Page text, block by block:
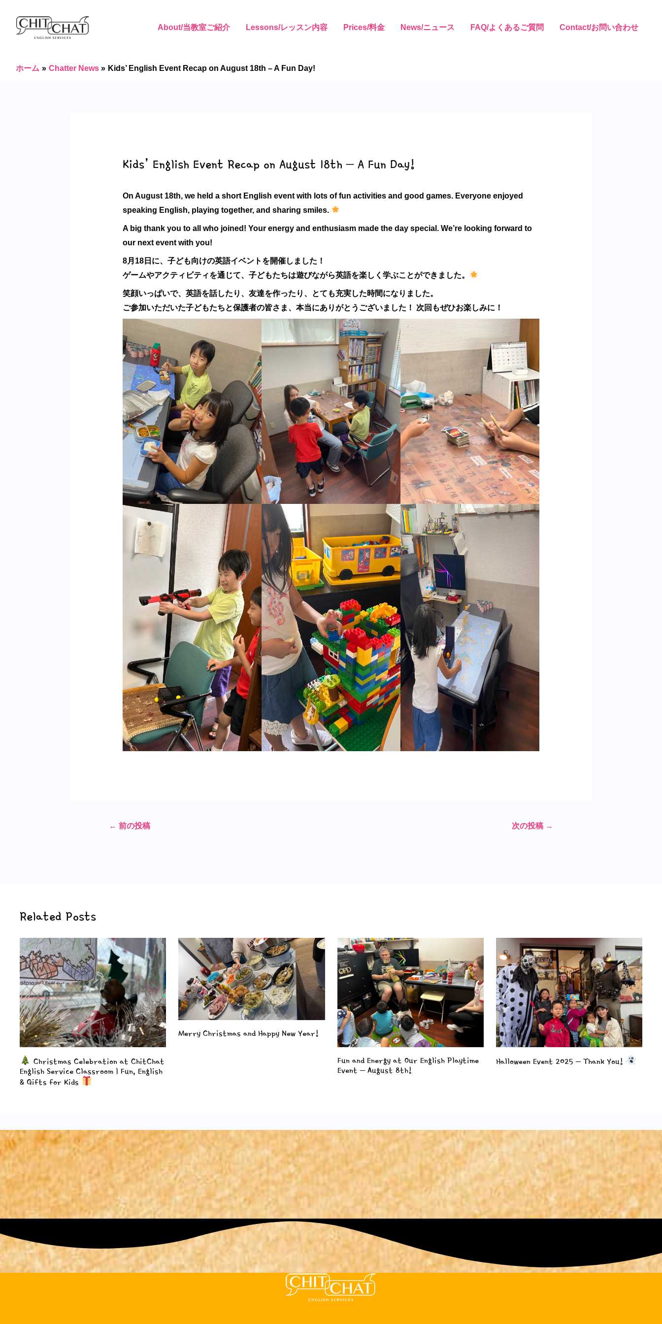
About/当教室ご紹介 Lessons/レッスン内容 Prices/料金 News/ニュース FAQ/よくあるご質問 Contact/お問い合わせ
ホーム Chatter News Kids’ English Event Recap on August 18th – A Fun Day!
Kids’ English Event Recap on August 18th – A Fun Day!
On August 18th, we held a short English eventwith lots of fun activities and good games. Everyone enjoyed
speaking English, playing together, and sharing smiles.
A big thank you to all who joined! Your energy and enthusiasm made the day special. We’re looking forward to
our next event with you!
8月18日に、子ども向けの英語イベントを開催しました！
ゲームやアクティビティを通じて、子どもたちは遊びながら英語を楽しく学ぶことができました。
笑顔いっぱいで、英語を話したり、友達を作ったり、とても充実した時間になりました。
ご参加いただいた子どもたちと保護者の皆さま、本当にありがとうございました！ 次回もぜひお楽しみに！
← 前の投稿 次の投稿 →
Related Posts
Christmas Celebration at ChitChat
English Service Classroom | Fun, English
& Gifts for Kids
Merry Christmas and Happy New Year!
Fun and Energy at Our English Playtime
Event – August 8th!
Halloween Event 2025 – Thank You!